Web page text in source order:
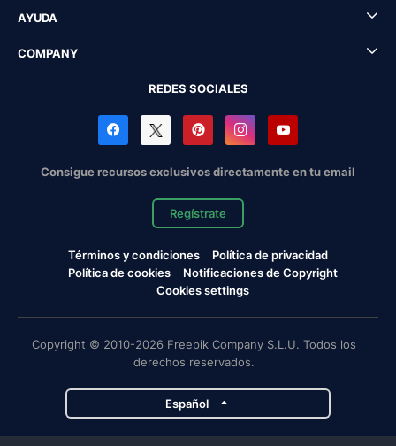
AYUDA
COMPANY
REDES SOCIALES
Consigue recursos exclusivos directamente en tu email
Regístrate
Términos y condiciones
Política de privacidad
Política de cookies
Notificaciones de Copyright
Cookies settings
Copyright © 2010-2026 Freepik Company S.L.U. Todos los
derechos reservados.
Español